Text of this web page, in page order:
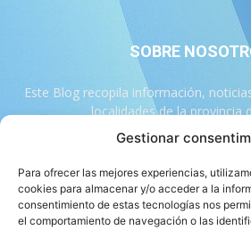
Gestionar
Para ofrecer las mejores experiencias,
cookies para almacenar y/o acceder a la
consentimiento de estas tecnologías nos
el comportamiento de navegación o las
SOBRE
Este Blog recopila información,
localidades de la provincia
Contáctanos:
SÍGUENOS